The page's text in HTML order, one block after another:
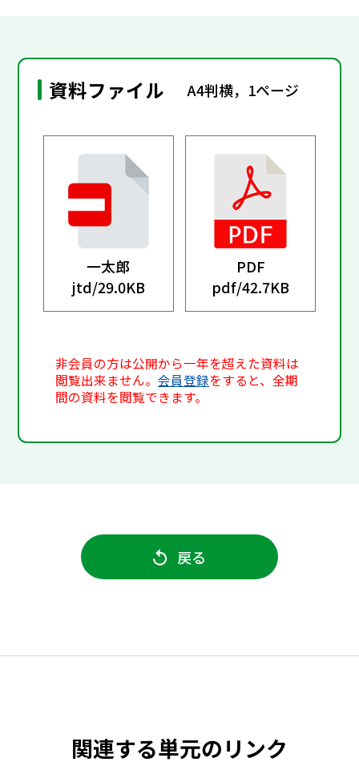
資料ファイル A4判横，1ページ
一太郎
jtd/29.0KB
PDF
pdf/42.7KB
非会員の方は公開から一年を超えた資料は
閲覧出来ません。会員登録をすると、全期
間の資料を閲覧できます。
戻る
関連する単元のリンク